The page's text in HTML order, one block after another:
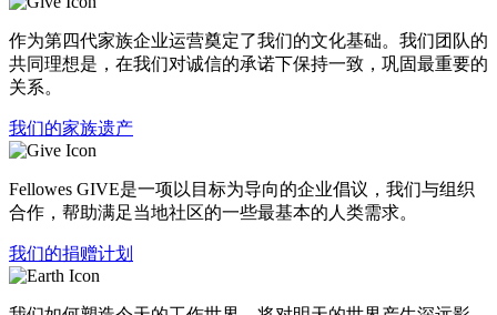
作为第四代家族企业运营奠定了我们的文化基础。我们团队的
共同理想是，在我们对诚信的承诺下保持一致，巩固最重要的
关系。
我们的家族遗产
Fellowes GIVE是一项以目标为导向的企业倡议，我们与组织
合作，帮助满足当地社区的一些最基本的人类需求。
我们的捐赠计划